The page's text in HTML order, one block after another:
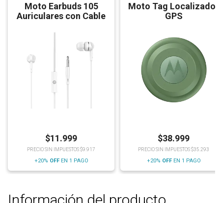
Moto Earbuds 105
Auriculares con Cable
$11.999
PRECIO SIN IMPUESTOS $9.917
+20% OFFEN 1 PAGO
Moto Tag Localizador
GPS
$38.999
PRECIO SIN IMPUESTOS $35.293
+20% OFFEN 1 PAGO
Información del producto